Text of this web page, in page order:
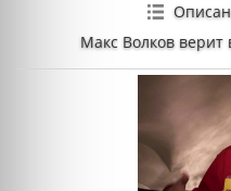
Макс Волков верит